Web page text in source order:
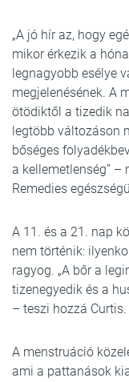
„A jó hír az, hogy
mikor érkezik a
legnagyobb esélye
megjelenésének. A
ötödiktől a tizedik
legtöbb változáson
bőséges
a kellemetlenség” –
Remedies
A 11. és a 21. nap
nem történik:
ragyog. „A bőr a
tizenegyedik és a
– teszi hozzá Curtis.
A menstruáció
ami a pattanások